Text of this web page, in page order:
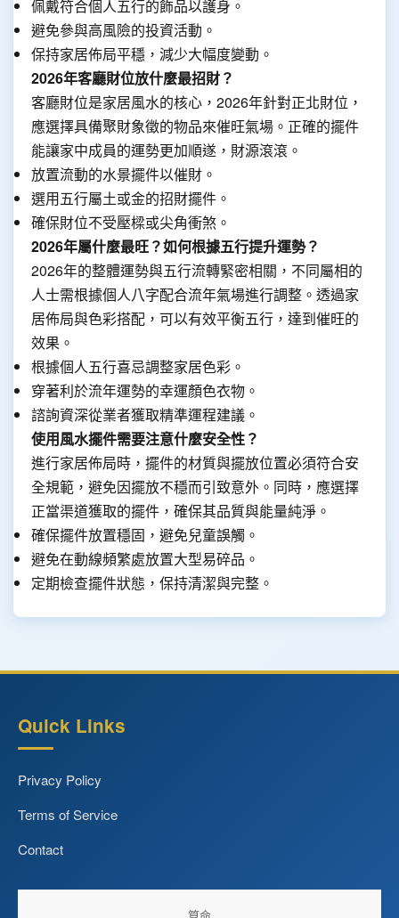
佩戴符合個人五行的飾品以護身。
避免參與高風險的投資活動。
保持家居佈局平穩，減少大幅度變動。
2026年客廳財位放什麼最招財？
客廳財位是家居風水的核心，2026年針對正北財位，
應選擇具備聚財象徵的物品來催旺氣場。正確的擺件
能讓家中成員的運勢更加順遂，財源滾滾。
放置流動的水景擺件以催財。
選用五行屬土或金的招財擺件。
確保財位不受壓樑或尖角衝煞。
2026年屬什麼最旺？如何根據五行提升運勢？
2026年的整體運勢與五行流轉緊密相關，不同屬相的
人士需根據個人八字配合流年氣場進行調整。透過家
居佈局與色彩搭配，可以有效平衡五行，達到催旺的
效果。
根據個人五行喜忌調整家居色彩。
穿著利於流年運勢的幸運顏色衣物。
諮詢資深從業者獲取精準運程建議。
使用風水擺件需要注意什麼安全性？
進行家居佈局時，擺件的材質與擺放位置必須符合安
全規範，避免因擺放不穩而引致意外。同時，應選擇
正當渠道獲取的擺件，確保其品質與能量純淨。
確保擺件放置穩固，避免兒童誤觸。
避免在動線頻繁處放置大型易碎品。
定期檢查擺件狀態，保持清潔與完整。
Quick Links
Privacy Policy
Terms of Service
Contact